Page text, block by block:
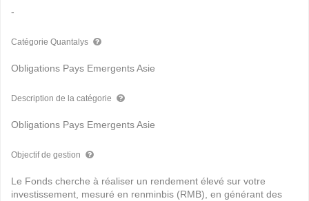
-
Catégorie Quantalys
Obligations Pays Emergents Asie
Description de la catégorie
Obligations Pays Emergents Asie
Objectif de gestion
Le Fonds cherche à réaliser un rendement élevé sur votre
investissement, mesuré en renminbis (RMB), en générant des